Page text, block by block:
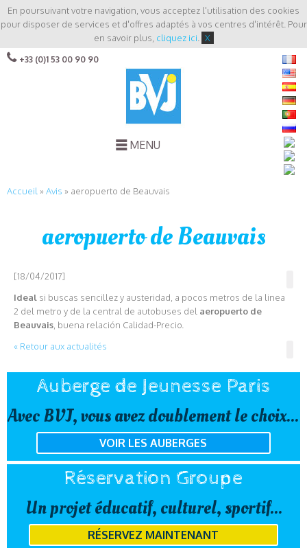
En poursuivant votre navigation, vous acceptez l'utilisation des cookies
pour disposer de services et d'offres adaptés à vos centres d'intérêt. Pour
en savoir plus, cliquez ici X
+33 (0)1 53 00 90 90
MENU
Accueil »Avis » aeropuerto de Beauvais
aeropuerto de Beauvais
[18/04/2017]
Ideal si buscas sencillez y austeridad, a pocos metros de la linea
2 del metro y de la central de autobuses del aeropuerto de
Beauvais, buena relación Calidad-Precio.
« Retour aux actualités
Auberge de Jeunesse Paris
Avec BVJ, vous avez doublement le choix...
VOIR LES AUBERGES
Réservation Groupe
Un projet éducatif, culturel, sportif...
RÉSERVEZ MAINTENANT